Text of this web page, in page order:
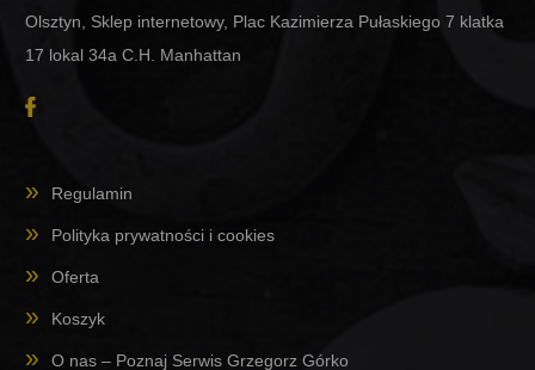
Olsztyn, Sklep internetowy, Plac Kazimierza Pułaskiego 7 klatka
17 lokal 34a C.H. Manhattan
Regulamin
Polityka prywatności i cookies
Oferta
Koszyk
O nas – Poznaj Serwis Grzegorz Górko